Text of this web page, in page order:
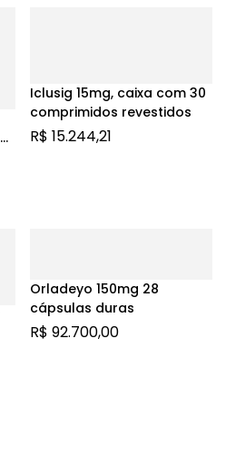
Iclusig 15mg, caixa com 30
comprimidos revestidos
R$ 15.244,21
Orladeyo 150mg 28
cápsulas duras
R$ 92.700,00